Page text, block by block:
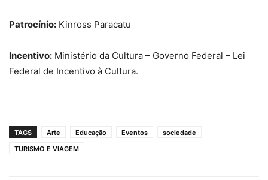
Patrocínio: Kinross Paracatu
Incentivo: Ministério da Cultura – Governo Federal – Lei
Federal de Incentivo à Cultura.
TAGS Arte Educação Eventos
sociedade
TURISMO E VIAGEM